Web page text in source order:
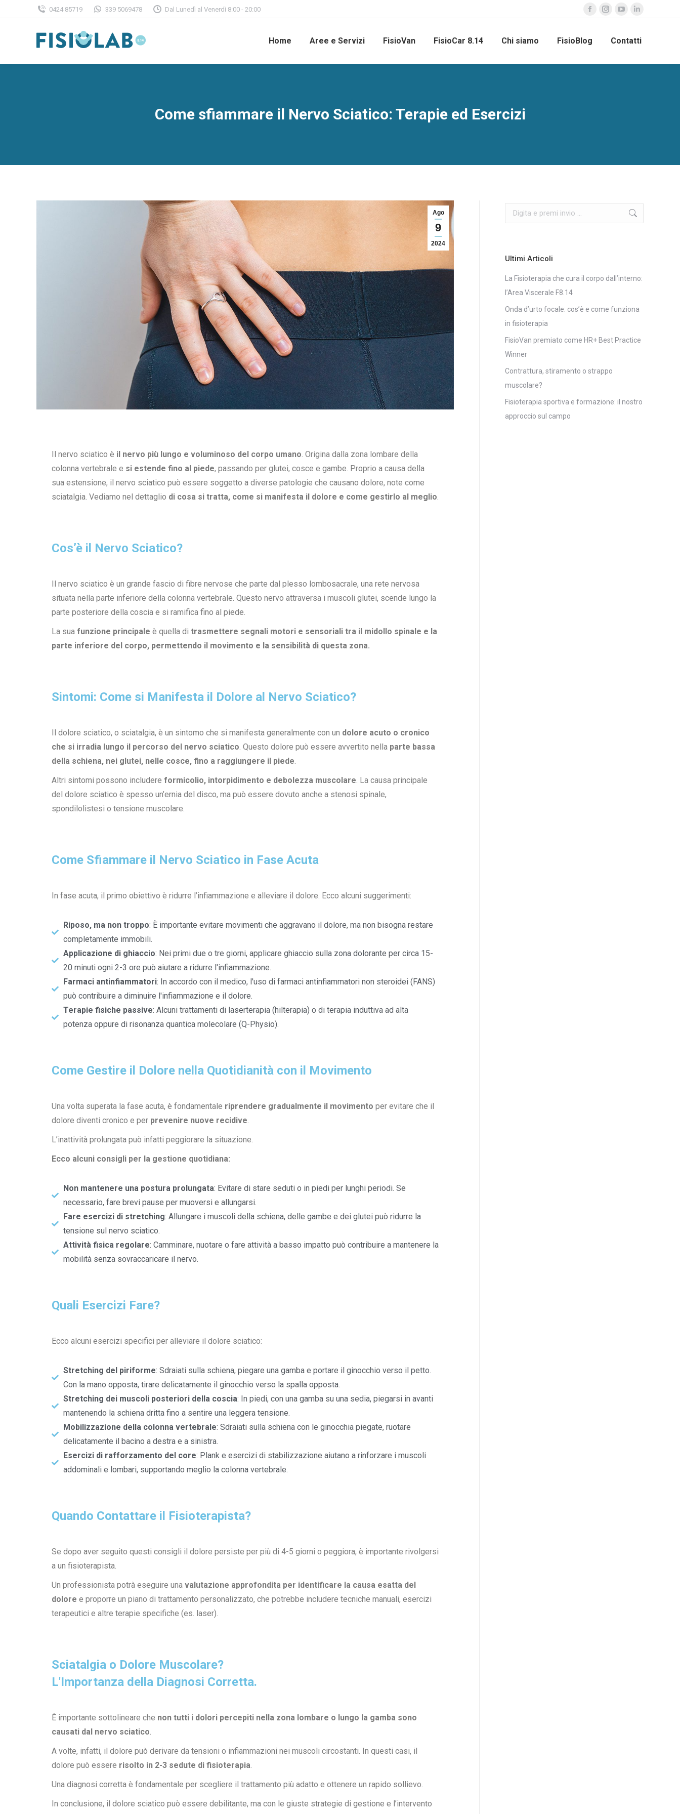
0424 85719 339 5069478 Dal Lunedì al Venerdì 8:00 - 20:00
Home Aree e Servizi FisioVan FisioCar 8.14 Chi siamo FisioBlog Contatti
Come sfiammare il Nervo Sciatico: Terapie ed Esercizi
Ago
9
2024
Il nervo sciatico è il nervo più lungo e voluminoso del corpo umano . Origina dalla zona lombare della
colonna vertebrale e si estende fino al piede, passando per glutei, cosce e gambe. Proprio a causa della
sua estensione, il nervo sciatico può essere soggetto a diverse patologie che causano dolore, note come
sciatalgia. Vediamo nel dettaglio di cosa si tratta, come si manifesta il dolore e come gestirlo al meglio
Cos’è il Nervo Sciatico?
Il nervo sciatico è un grande fascio di fibre nervose che parte dal plesso lombosacrale, una rete nervosa
situata nella parte inferiore della colonna vertebrale. Questo nervo attraversa i muscoli glutei, scende lungo la
parte posteriore della coscia e si ramifica fino al piede.
La sua funzione principale è quella di trasmettere segnali motori e sensoriali tra il midollo spinale e la
parte inferiore del corpo, permettendo il movimento e la sensibilità di questa zona.
Sintomi: Come si Manifesta il Dolore al Nervo Sciatico?
Il dolore sciatico, o sciatalgia, è un sintomo che si manifesta generalmente con un dolore acuto o cronico
che si irradia lungo il percorso del nervo sciatico . Questo dolore può essere avvertito nella parte bassa
della schiena, nei glutei, nelle cosce, fino a raggiungere il piede
Altri sintomi possono includere formicolio, intorpidimento e debolezza muscolare . La causa principale
del dolore sciatico è spesso un’ernia del disco, ma può essere dovuto anche a stenosi spinale,
spondilolistesi o tensione muscolare.
Come Sfiammare il Nervo Sciatico in Fase Acuta
In fase acuta, il primo obiettivo è ridurre l’infiammazione e alleviare il dolore. Ecco alcuni suggerimenti:
Riposo, ma non troppo: È importante evitare movimenti che aggravano il dolore, ma non bisogna restare
completamente immobili.
Applicazione di ghiaccio: Nei primi due o tre giorni, applicare ghiaccio sulla zona dolorante per circa 15-
20 minuti ogni 2-3 ore può aiutare a ridurre l'infiammazione.
Farmaci antinfiammatori: In accordo con il medico, l'uso di farmaci antinfiammatori non steroidei (FANS)
può contribuire a diminuire l'infiammazione e il dolore.
Terapie fisiche passive: Alcuni trattamenti di laserterapia (hilterapia) o di terapia induttiva ad alta
potenza oppure di risonanza quantica molecolare (Q-Physio).
Come Gestire il Dolore nella Quotidianità con il Movimento
Una volta superata la fase acuta, è fondamentale riprendere gradualmente il movimento per evitare che il
dolore diventi cronico e per prevenire nuove recidive
L’inattività prolungata può infatti peggiorare la situazione.
Ecco alcuni consigli per la gestione quotidiana:
Non mantenere una postura prolungata: Evitare di stare seduti o in piedi per lunghi periodi. Se
necessario, fare brevi pause per muoversi e allungarsi.
Fare esercizi di stretching: Allungare i muscoli della schiena, delle gambe e dei glutei può ridurre la
tensione sul nervo sciatico.
Attività fisica regolare: Camminare, nuotare o fare attività a basso impatto può contribuire a mantenere la
mobilità senza sovraccaricare il nervo.
Quali Esercizi Fare?
Ecco alcuni esercizi specifici per alleviare il dolore sciatico:
Stretching del piriforme: Sdraiati sulla schiena, piegare una gamba e portare il ginocchio verso il petto.
Con la mano opposta, tirare delicatamente il ginocchio verso la spalla opposta.
Stretching dei muscoli posteriori della coscia: In piedi, con una gamba su una sedia, piegarsi in avanti
mantenendo la schiena dritta fino a sentire una leggera tensione.
Mobilizzazione della colonna vertebrale: Sdraiati sulla schiena con le ginocchia piegate, ruotare
delicatamente il bacino a destra e a sinistra.
Esercizi di rafforzamento del core: Plank e esercizi di stabilizzazione aiutano a rinforzare i muscoli
addominali e lombari, supportando meglio la colonna vertebrale.
Quando Contattare il Fisioterapista?
Se dopo aver seguito questi consigli il dolore persiste per più di 4-5 giorni o peggiora, è importante rivolgersi
a un fisioterapista.
Un professionista potrà eseguire una valutazione approfondita per identificare la causa esatta del
dolore e proporre un piano di trattamento personalizzato, che potrebbe includere tecniche manuali, esercizi
terapeutici e altre terapie specifiche (es. laser).
Sciatalgia o Dolore Muscolare?
L'Importanza della Diagnosi Corretta.
È importante sottolineare che non tutti i dolori percepiti nella zona lombare o lungo la gamba sono
causati dal nervo sciatico
A volte, infatti, il dolore può derivare da tensioni o infiammazioni nei muscoli circostanti. In questi casi, il
dolore può essere risolto in 2-3 sedute di fisioterapia
Una diagnosi corretta è fondamentale per scegliere il trattamento più adatto e ottenere un rapido sollievo.
In conclusione, il dolore sciatico può essere debilitante, ma con le giuste strategie di gestione e l’intervento
Ultimi Articoli
La Fisioterapia che cura il corpo dall’interno:
l’Area Viscerale F8.14
Onda d’urto focale: cos’è e come funziona
in fisioterapia
FisioVan premiato come HR+ Best Practice
Winner
Contrattura, stiramento o strappo
muscolare?
Fisioterapia sportiva e formazione: il nostro
approccio sul campo